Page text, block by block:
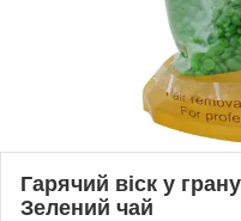
Гарячий віск у
Зелений чай